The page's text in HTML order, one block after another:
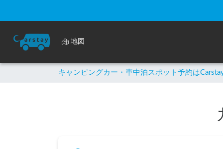
地図
キャンピングカー・車中泊スポット予約は